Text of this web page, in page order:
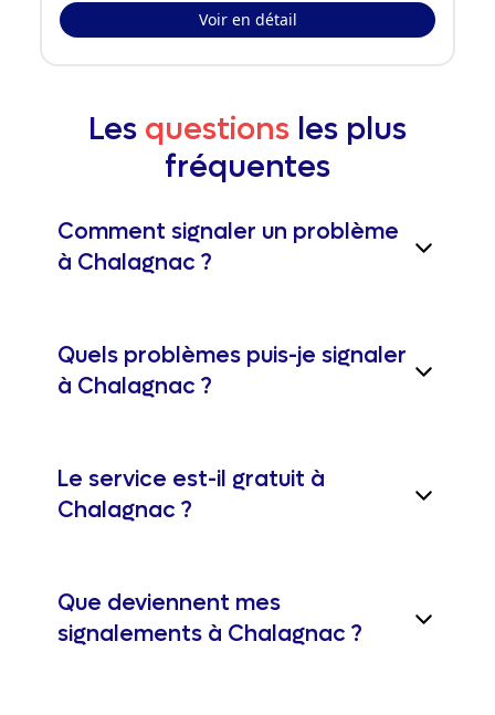
Voir en détail
Les questions les plus
fréquentes
Comment signaler un problème
à Chalagnac ?
Quels problèmes puis-je signaler
à Chalagnac ?
Le service est-il gratuit à
Chalagnac ?
Que deviennent mes
signalements à Chalagnac ?